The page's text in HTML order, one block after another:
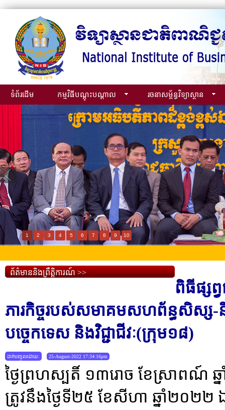
ទំព័រដើម កម្មវិធីបណ្ដុះបណ្ដាល រចនាសម្ព័ន្ធវិទ្យាស្ថាន
1 2 3 4 5 6 7 8 9 10
ព័ត៌មាននិងព្រឹត្តិការណ៍ >>
ពិធីផ្សព្
ភារកិច្ចរបស់សមាគមសហព័ន្ធសិស្ស
បច្ចេកទេស និងវិជ្ជាជីវៈ(ក្រុម១៨)
ដាក់បញ្ចូលដោយ: 25-August-2022 17:34:16pm
ថ្ងៃព្រហស្បតិ៍ ១៣រោច ខែស្រាពណ៍
ត្រូវនឹងថ្ងៃទី២៥ ខែសីហា ឆ្នាំ២០២២